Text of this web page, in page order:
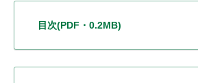
目次(PDF・0.2MB)